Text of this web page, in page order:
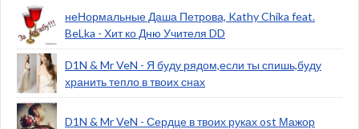
неНормальные Даша Петрова, Kathy Chika feat.
BeLka - Хит ко Дню Учителя DD
D1N & Mr VeN - Я буду рядом,если ты спишь,буду
хранить тепло в твоих снах
D1N & Mr VeN - Сердце в твоих руках ost Мажор